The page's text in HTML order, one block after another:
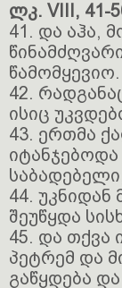
ლკ. VIII, 41-
41. და აჰა,
წამომყევიო.
42.
ისიც
43. ერთმა
44. უკნიდან
შეუწყდა
45. და თქვა
პეტრემ და
გაწყდება